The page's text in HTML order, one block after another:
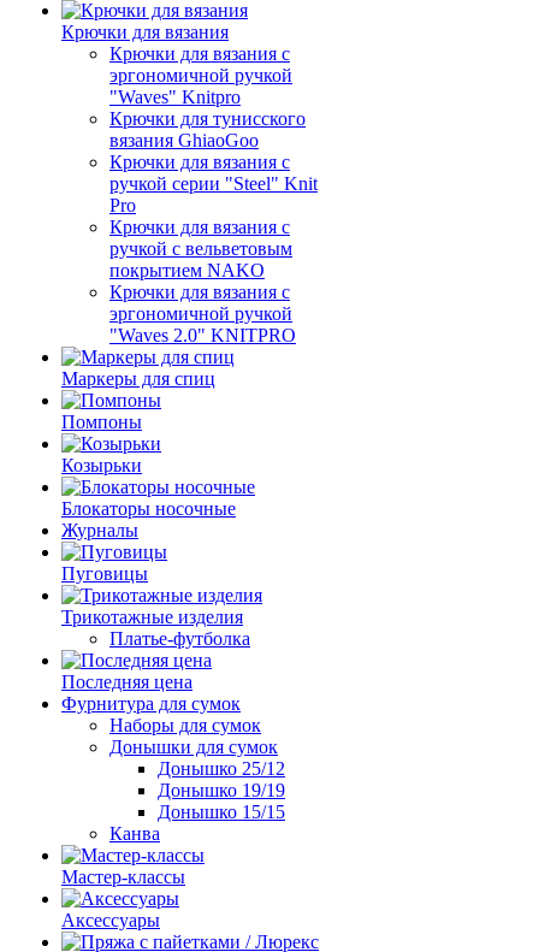
Крючки для вязания
Крючки для вязания с
эргономичной ручкой
"Waves" Knitpro
Крючки для тунисского
вязания GhiaoGoo
Крючки для вязания с
ручкой серии "Steel" Knit
Pro
Крючки для вязания с
ручкой с вельветовым
покрытием NAKO
Крючки для вязания с
эргономичной ручкой
"Waves 2.0" KNITPRO
Маркеры для спиц
Помпоны
Козырьки
Блокаторы носочные
Журналы
Пуговицы
Трикотажные изделия
Платье-футболка
Последняя цена
Фурнитура для сумок
Наборы для сумок
Донышки для сумок
Донышко 25/12
Донышко 19/19
Донышко 15/15
Канва
Мастер-классы
Аксессуары